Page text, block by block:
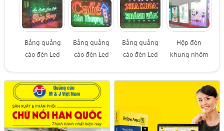
Bảng quảng
cáo đèn Led
Bảng quảng
cáo đèn Led
Bảng quảng
cáo đèn Led
Hộp đèn
khung nhôm